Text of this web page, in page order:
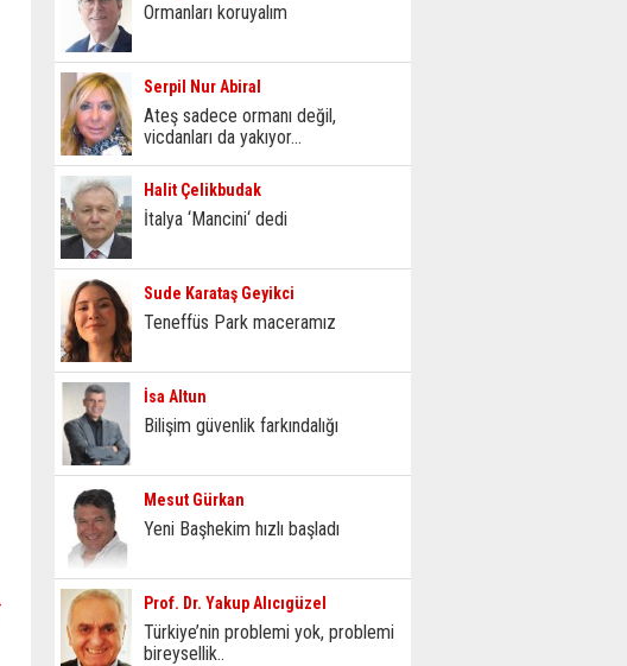
Ormanları koruyalım
Serpil Nur Abiral
Ateş sadece ormanı değil,
vicdanları da yakıyor...
Halit Çelikbudak
İtalya ‘Mancini‘ dedi
Sude Karataş Geyikci
Teneffüs Park maceramız
İsa Altun
Bilişim güvenlik farkındalığı
Mesut Gürkan
Yeni Başhekim hızlı başladı
Prof. Dr. Yakup Alıcıgüzel
Türkiye’nin problemi yok, problemi
bireysellik..